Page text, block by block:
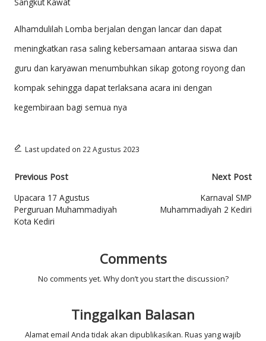
2
K
E
D
IR
I
Alhamdulilah Lomba berjalan dengan lancar dan dapat
meningkatkan rasa saling kebersamaan antaraa siswa dan
guru dan karyawan menumbuhkan sikap gotong royong dan
kompak sehingga dapat terlaksana acara ini dengan
kegembiraan bagi semua nya
Last updated on 22 Agustus 2023
Post
navigation
Previous Post
Upacara 17 Agustus
Perguruan Muhammadiyah
Kota Kediri
Next Post
Karnaval SMP
Muhammadiyah 2 Kediri
Comments
No comments yet. Why don’t you start the discussion?
Tinggalkan Balasan
Alamat email Anda tidak akan dipublikasikan. Ruas yang wajib